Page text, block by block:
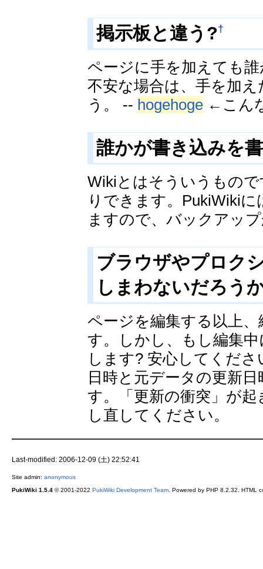
掲示板と違う?†
ページに手を加えても
不安な場合は、手を加
う。 -- hogehoge ←こん
誰かが書き込みを
Wikiとはそういうもの
りできます。PukiWiki
ますので、バックアッ
ブラウザやプロク
しまわないだろう
ページを編集する以上
す。しかし、もし編集
します? 安心してくだ
日時と元データの更新
す。「更新の衝突」が
し直してください。
Last-modified: 2006-12-09 (土) 22:52:41
Site admin: anonymous
PukiWiki 1.5.4© 2001-2022 PukiWiki Development Team. Powered by PHP 8.2.32. HTML